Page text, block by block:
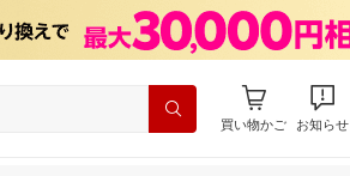
買い物かご お知らせ